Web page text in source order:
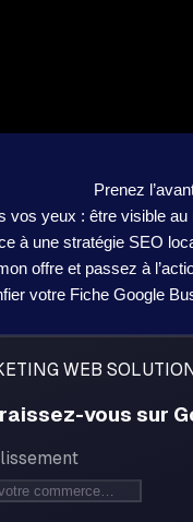
Prenez
vos yeux : être visible
à une stratégie SEO
offre et passez à
votre Fiche Google